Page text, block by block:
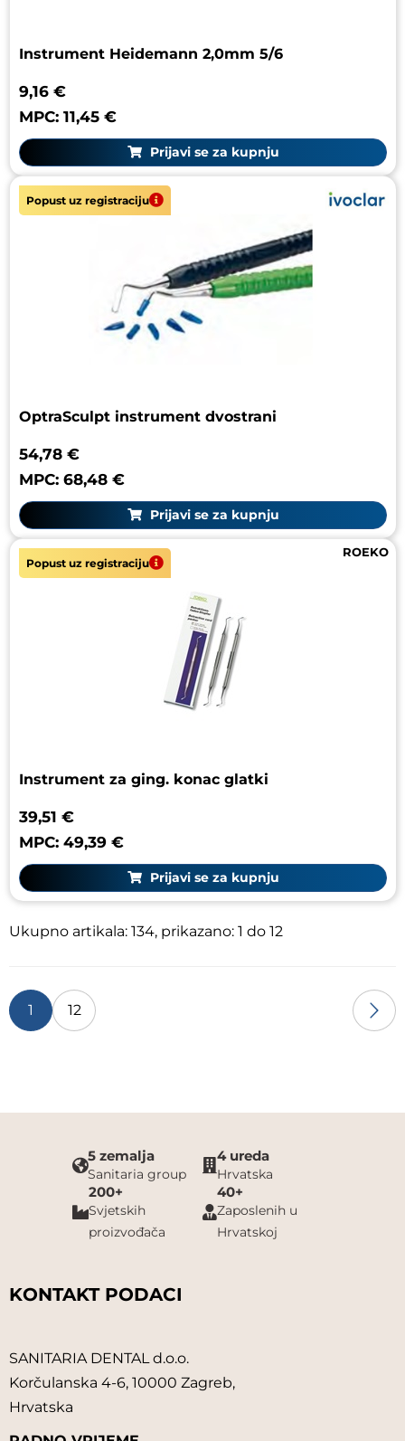
Instrument Heidemann 2,0mm 5/6
9,16 €
MPC: 11,45 €
Prijavi se za kupnju
Popust uz registraciju
OptraSculpt instrument dvostrani
54,78 €
MPC: 68,48 €
Prijavi se za kupnju
Popust uz registraciju
Instrument za ging. konac glatki
39,51 €
MPC: 49,39 €
ROEKO
Prijavi se za kupnju
Ukupno artikala: 134, prikazano: 1 do 12
1 12
5 zemalja
Sanitaria group
4 ureda
Hrvatska
200+
Svjetskih
proizvođača
40+
Zaposlenih u
Hrvatskoj
KONTAKT PODACI
SANITARIA DENTAL d.o.o.
Korčulanska 4-6, 10000 Zagreb,
Hrvatska